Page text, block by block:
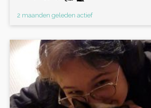
2 maanden geleden actief